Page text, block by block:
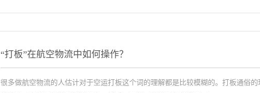
“打板”在航空物流中如何操作？
很多做航空物流的人估计对于空运打板这个词的理解都是比较模糊的。打板通俗